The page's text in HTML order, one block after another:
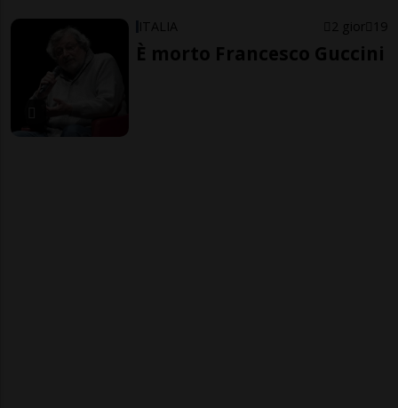
ITALIA 2 gior 19
È morto Francesco Guccini